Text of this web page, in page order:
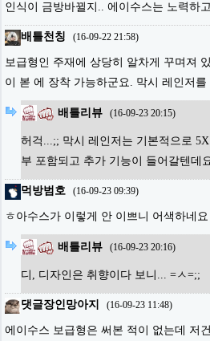
인식이 금방바뀔지.. 에이수스는 노력하
배틀천칭 (16-09-22 21:58)
보급형인 주재에 상당히 알차게 꾸며져
이 볻 에 장착 가능하군요. 막시 레인저
배틀리뷰 (16-09-23 20:15)
허걱...;; 막시 레인저는 기본적으로
부 포함되고 추가 기능이 들어갈텐데
먹방범호 (16-09-23 09:39)
ㅎ아수스가 이렇게 안 이쁘니 어색하네요
배틀리뷰 (16-09-23 20:16)
디, 디자인은 취향이다 보니... =ㅅ=;;
댓글장인망아지 (16-09-23 11:48)
에이수스 보급형은 써본 적이 없는데 저